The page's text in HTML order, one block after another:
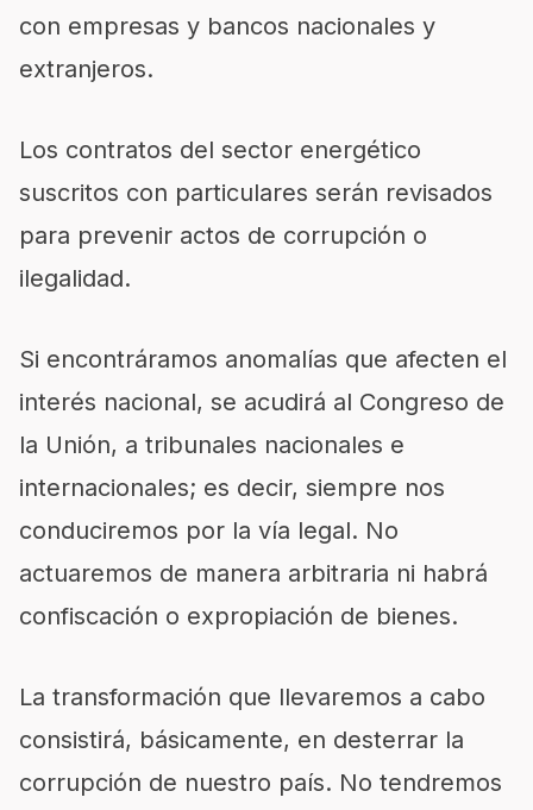
con empresas y bancos nacionales y
extranjeros.
Los contratos del sector energético
suscritos con particulares serán revisados
para prevenir actos de corrupción o
ilegalidad.
Si encontráramos anomalías que afecten el
interés nacional, se acudirá al Congreso de
la Unión, a tribunales nacionales e
internacionales; es decir, siempre nos
conduciremos por la vía legal. No
actuaremos de manera arbitraria ni habrá
confiscación o expropiación de bienes.
La transformación que llevaremos a cabo
consistirá, básicamente, en desterrar la
corrupción de nuestro país. No tendremos